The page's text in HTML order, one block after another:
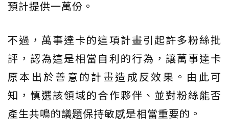
預計提供一萬份。
不過，萬事達卡的這項計畫引起許多粉絲批
評，認為這是相當自利的行為，讓萬事達卡
原本出於善意的計畫造成反效果。由此可
知，慎選該領域的合作夥伴、並對粉絲能否
產生共鳴的議題保持敏感是相當重要的。